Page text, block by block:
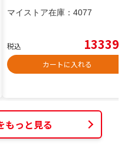
マイストア在庫： 4077
税込 13339
カートに入れる
もっと見る